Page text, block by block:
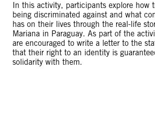
In this activity, participants explore how
being discriminated against and what
has on their lives through the real-life
Mariana in Paraguay. As part of the
are encouraged to write a letter to the
that their right to an identity is
solidarity with them.